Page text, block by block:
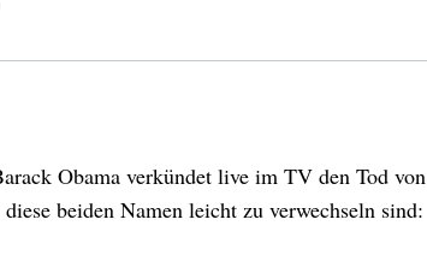
Obama verkündet live im TV den Tod von
beiden Namen leicht zu verwechseln sind: